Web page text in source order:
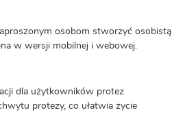
osobom stworzyć osobistą
w wersji mobilnej i webowej.
dla użytkowników protez
protezy, co ułatwia życie